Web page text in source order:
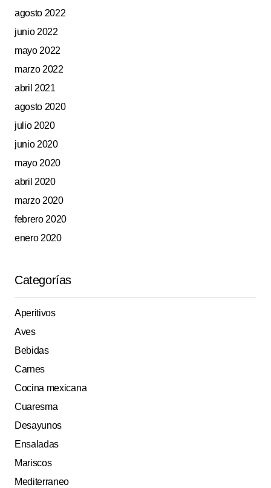
agosto 2022
junio 2022
mayo 2022
marzo 2022
abril 2021
agosto 2020
julio 2020
junio 2020
mayo 2020
abril 2020
marzo 2020
febrero 2020
enero 2020
Categorías
Aperitivos
Aves
Bebidas
Carnes
Cocina mexicana
Cuaresma
Desayunos
Ensaladas
Mariscos
Mediterraneo